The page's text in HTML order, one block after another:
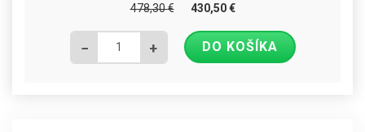
478,30€ 430,50€
− + DO KOŠÍKA